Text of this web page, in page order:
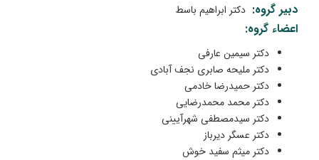
دبیر گروه: دکتر ابراهیم باسط
اعضاء گروه:
دکتر سیمین عارفی
دکتر ملیحه صابری نجف آبادی
دکتر حمیدرضا خادمی
دکتر محمد محمدرضایی
دکتر سیدمصطفی شهرآیینی
دکتر عسگر دیرباز
دکتر میثم سفید خوش